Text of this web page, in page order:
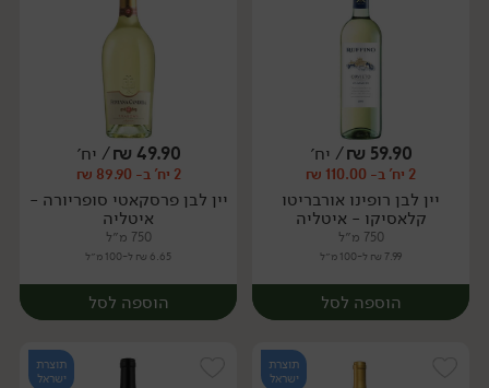
יח׳ יח׳
59.90
₪/ יח׳
2 יח' ב- 110.00 ₪
יין לבן רופינו אורבריטו
קלאסיקו - איטליה
750 מ״ל
7.99 ₪ ל-100 מ״ל
הוספה לסל
49.90
₪/ יח׳
2 יח' ב- 89.90 ₪
יין לבן פרסקאטי סופריורה -
איטליה
750 מ״ל
6.65 ₪ ל-100 מ״ל
הוספה לסל
תוצרת
ישראל
תוצרת
ישראל